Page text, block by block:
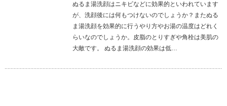
ぬるま湯洗顔はニキビなどに効果的といわれています
が、洗顔後には何もつけないのでしょうか？またぬる
ま湯洗顔を効果的に行うやり方やお湯の温度はどれく
らいなのでしょうか。皮脂のとりすぎや角栓は美肌の
大敵です。 ぬるま湯洗顔の効果は低…